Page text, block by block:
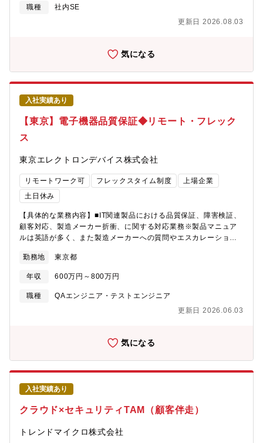
ンフラを提供し、企業の成長を支えます。そのために、システム
整えるとともに、ユーザーが意識することなく安全に利用できる
利便性とセキュリティを両立させ、ラクスの持続的な発展を支え
るIT基盤を築いていきます。【職務内容】社内情報システム部門
にて、サーバー・ネットワーク分野を中心としたインフラ構築・
運用の担当として社内システムに広く携わって頂きます。子会社
含めたグループ全体の社内ITインフラの構築・設計・運用と幅広
くお任せします。同社は事業拡大に向けて積極的に増員採用をし
ており、オフィスの増床・移転が比較的多く、新規の機器選定な
ど0→1で環境構築する場面もあるため非常に裁量が大きい状況で
す。既存運用だけでなく新たな施策の提案や全体戦略を一緒に考
インフラ環境の設計・構築・運用（サーバー／ネットワーク
／）・オフィス新規開設・移転時におけるITインフラ環境対
応 －社内外全般のLAN/WAN、VPN等の設計・構築・運用・
ユーザーサポート、トラブルシューティング対応（一部の業務と
なります）【利用機器・システム環境】サーバーOS：Windows、
Linux ※サーバーはWindowsがメインですサービス：AD、
DNS、DHCP、Syslog、Azure ADなどクラウドサービス：
AWS、Azureネットワーク機器：Cisco、Meraki、FortiGate、
Zabbix【ポジションの魅力】・高い業務改善意識と連携体制社内
各部署が業務改善に積極的に取り組む環境で、実績に基づいた改
す。・積極的なIT投資環境経営層もエンジニア出身であるため、
システム投資や新技術の導入に対する理解が高く、企画立案から
提案・実行といった裁量の大きな業務にも関与いただきます。経
営層のIT投資への理解も深く、最新技術の導入・活用にも積極的
に取り組める環境で、技術者としての成長とキャリアアップが可
能です。・成長企業ならではのキャリアアップ安定した財務基盤
と積極的な投資戦略により、組織拡大やキャリア成長が期待で
き、業務改革の実績が評価される環境です
職種
社内SE
更新日 2026.08.03
気になる
入社実績あり
【東京】電子機器品質保証◆リモート・フレック
ス
東京エレクトロンデバイス株式会社
リモートワーク可 フレックスタイム制度
上場企業
土日休み
【具体的な業務内容】■IT関連製品における品質保証、障害検証、
顧客対応、製造メーカー折衝、に関する対応業務※製品マニュア
ルは英語が多く、また製造メーカーへの質問やエスカレーション
の増員【期待すること】■IT関連製品に関する出荷動作保証、障害
対応、製品改善等の課題に対して、顧客および製造メーカーとの
連携により、出荷時の検査管理から製品の品質改善提案、障害対
策まで一連の品質保証業務をご担当いただきます。【配属先】IT
属予定グループ 5名（グループリーダー＋メンバー）【魅力】■
ども経験できます。■担当製品に関する技術は就業後に社内で教育
しますので、IT分野経験が長くなくても問題ございません。専門
的な技術の習得が叶うキャリアパスが多様にあります。■福利厚生
も充実していますので長期的に安定してご就業いただける環境で
す。【勤務地について】渋谷本社※検証作業場所は横浜市都筑区
(都筑エンジニアリングセンター）になります。住所：神奈川県横
浜市都筑区東方町17（業務内容により週に3日程度都筑エンジニア
リングセンターに出社あり）【働き方】■海外出張 年1回程度発
生（米国・アジアに期間１週間程度）■顧客打合せ、社内会議等で
外出していただく場合あり【同社の特徴】■海外製品を中心に最先
勤務地 東京都
年収 600万円～800万円
職種
QAエンジニア・テストエンジニア
更新日 2026.06.03
気になる
入社実績あり
クラウド×セキュリティTAM（顧客伴走）
トレンドマイクロ株式会社